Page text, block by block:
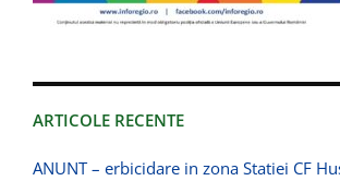
ARTICOLE RECENTE
ANUNT – erbicidare in zona Statiei CF